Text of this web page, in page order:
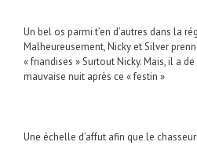
Un bel os parmi t’en d’autres dans la
Malheureusement, Nicky et Silver
« friandises » Surtout Nicky. Mais, il a
mauvaise nuit après ce « festin »
Une échelle d’affut afin que le